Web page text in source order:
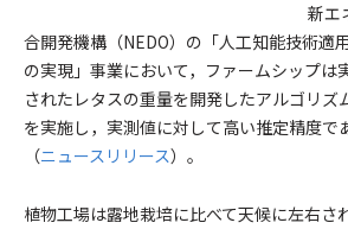
新エ
合開発機構（NEDO）の「人工知能技術適
の実現」事業において，ファームシップは
されたレタスの重量を開発したアルゴリズ
を実施し，実測値に対して高い推定精度で
（ニュースリリース）。
植物工場は露地栽培に比べて天候に左右さ